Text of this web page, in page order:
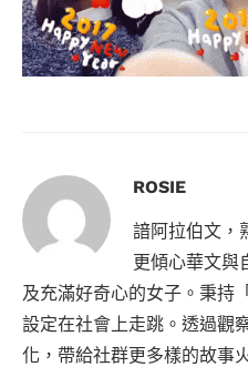
ROSIE
諳阿拉伯文，
更傾心華文與
及充滿好奇心的女子。秉持
設定在社會上走跳。透過觀
化，帶給社群更多樣的故事